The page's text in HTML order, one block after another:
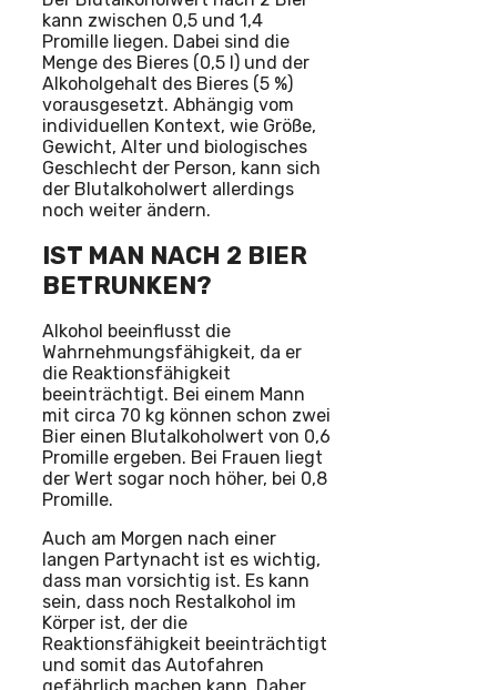
kann zwischen 0,5 und 1,4
Promille liegen. Dabei sind die
Menge des Bieres (0,5 l) und der
Alkoholgehalt des Bieres (5 %)
vorausgesetzt. Abhängig vom
individuellen Kontext, wie Größe,
Gewicht, Alter und biologisches
Geschlecht der Person, kann sich
der Blutalkoholwert allerdings
noch weiter ändern.
IST MAN NACH 2 BIER
BETRUNKEN?
Alkohol beeinflusst die
Wahrnehmungsfähigkeit, da er
die Reaktionsfähigkeit
beeinträchtigt. Bei einem Mann
mit circa 70 kg können schon zwei
Bier einen Blutalkoholwert von 0,6
Promille ergeben. Bei Frauen liegt
der Wert sogar noch höher, bei 0,8
Promille.
Auch am Morgen nach einer
langen Partynacht ist es wichtig,
dass man vorsichtig ist. Es kann
sein, dass noch Restalkohol im
Körper ist, der die
Reaktionsfähigkeit beeinträchtigt
und somit das Autofahren